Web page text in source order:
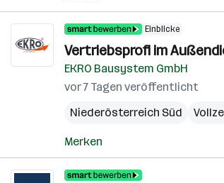
Einblicke
Vertriebsprofi im
EKRO Bausystem GmbH
vor 7 Tagen veröffentlicht
Niederösterreich Süd
Merken